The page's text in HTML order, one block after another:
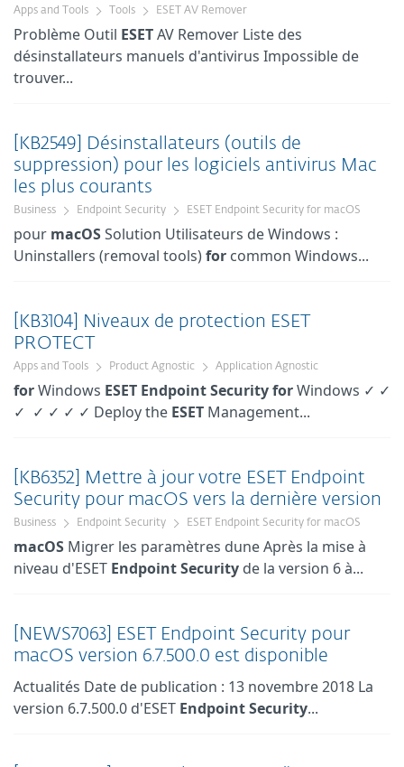
Apps and Tools Tools ESET AV Remover
Problème Outil ESETAV Remover Liste des
désinstallateurs manuels d'antivirus Impossible de
trouver...
[KB2549] Désinstallateurs (outils de
suppression) pour les logiciels antivirus Mac
les plus courants
Business Endpoint Security ESET Endpoint Security for macOS
pour macOSSolution Utilisateurs de Windows :
Uninstallers (removal tools)for common Windows...
[KB3104] Niveaux de protection ESET
PROTECT
Apps and Tools Product Agnostic Application Agnostic
forWindows ESET EndpointSecurityforWindows ✓ ✓
✓ ✓ ✓ ✓ ✓ Deploy the ESET Management...
[KB6352] Mettre à jour votre ESET Endpoint
Security pour macOS vers la dernière version
Business Endpoint Security ESET Endpoint Security for macOS
macOS Migrer les paramètres dune Après la mise à
niveau d'ESET EndpointSecurity de la version 6 à...
[NEWS7063] ESET Endpoint Security pour
macOS version 6.7.500.0 est disponible
Actualités Date de publication : 13 novembre 2018 La
version 6.7.500.0 d'ESET EndpointSecurity...